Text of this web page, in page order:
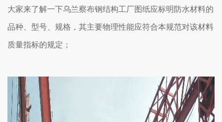
大家来了解一下乌兰察布钢结构工厂图纸应标明防水材料的
品种、型号、规格，其主要物理性能应符合本规范对该材料
质量指标的规定；